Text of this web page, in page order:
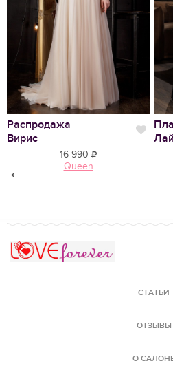
Нравится
Распродажа
Вирис
16 990
Queen
←
СТАТЬИ
ОТЗЫВЫ
О